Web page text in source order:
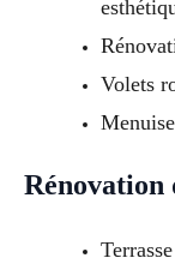
Volets
Rénovation